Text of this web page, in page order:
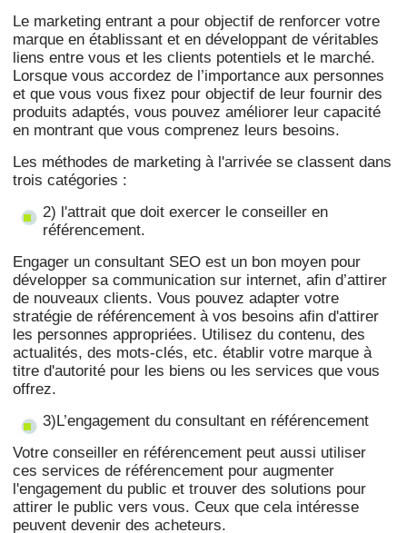
Le marketing entrant a pour objectif de renforcer votre
marque en établissant et en développant de véritables
liens entre vous et les clients potentiels et le marché.
Lorsque vous accordez de l’importance aux personnes
et que vous vous fixez pour objectif de leur fournir des
produits adaptés, vous pouvez améliorer leur capacité
en montrant que vous comprenez leurs besoins.
Les méthodes de marketing à l'arrivée se classent dans
trois catégories :
2) l'attrait que doit exercer le conseiller en
référencement.
Engager un consultant SEO est un bon moyen pour
développer sa communication sur internet, afin d’attirer
de nouveaux clients. Vous pouvez adapter votre
stratégie de référencement à vos besoins afin d'attirer
les personnes appropriées. Utilisez du contenu, des
actualités, des mots-clés, etc. établir votre marque à
titre d'autorité pour les biens ou les services que vous
offrez.
3)L’engagement du consultant en référencement
Votre conseiller en référencement peut aussi utiliser
ces services de référencement pour augmenter
l'engagement du public et trouver des solutions pour
attirer le public vers vous. Ceux que cela intéresse
peuvent devenir des acheteurs.